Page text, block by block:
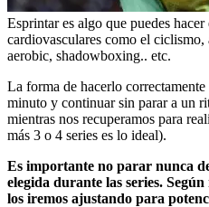
Esprintar es algo que puedes
cardiovasculares como el ciclismo,
aerobic, shadowboxing.. etc.
La forma de hacerlo correctamente
minuto y continuar sin parar a un
mientras nos recuperamos para
más 3 o 4 series es lo ideal).
Es importante no parar nunca
elegida durante las series.
los iremos ajustando para